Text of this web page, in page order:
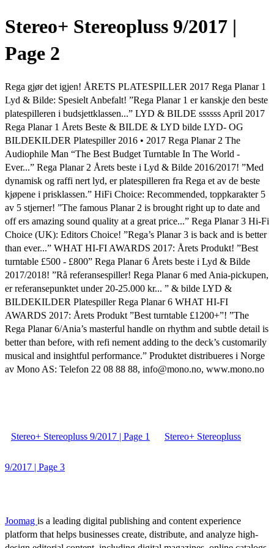
Stereo+ Stereopluss 9/2017 |
Page 2
Rega gjør det igjen! ÅRETS PLATESPILLER 2017 Rega Planar 1
Lyd & Bilde: Spesielt Anbefalt! ”Rega Planar 1 er kanskje den beste
platespilleren i budsjettklassen...” LYD & BILDE ssssss April 2017
Rega Planar 1 Årets Beste & BILDE & LYD bilde LYD- OG
BILDEKILDER Platespiller 2016 • 2017 Rega Planar 2 The
Audiophile Man “The Best Budget Turntable In The World -
Ever...” Rega Planar 2 Årets beste i Lyd & Bilde 2016/2017! ”Med
dynamisk og raffi nert lyd, er platespilleren fra Rega et av de beste
kjøpene i prisklassen.” HiFi Choice: Recommended, toppkarakter 5
av 5 stjerner! ”The famous Planar 2 is brought right up to date and
off ers amazing sound quality at a great price...” Rega Planar 3 Hi-Fi
Choice (UK): Editors Choice! ”Rega’s Planar 3 is back and is better
than ever...” WHAT HI-FI AWARDS 2017: Årets Produkt! ”Best
turntable £500 - £800” Rega Planar 6 Årets beste i Lyd & Bilde
2017/2018! ”Rå referansespiller! Rega Planar 6 med Ania-pickupen,
er referansepunktet under 20-25.000 kr... ” & bilde LYD &
BILDEKILDER Platespiller Rega Planar 6 WHAT HI-FI
AWARDS 2017: Årets Produkt ”Best turntable £1200+”! ”The
Rega Planar 6/Ania’s masterful handle on rhythm and subtle detail is
better than before, with refi nement adding to the deck’s customarily
musical and insightful performance.” Produktet distribueres i Norge
av Mono AS: Telefon 22 08 88 88, info@mono.no, www.mono.no
Stereo+ Stereopluss 9/2017 | Page 1 Stereo+ Stereopluss
9/2017 | Page 3
Joomag is a leading digital publishing and content experience
platform that helps businesses create, distribute, and analyze high-